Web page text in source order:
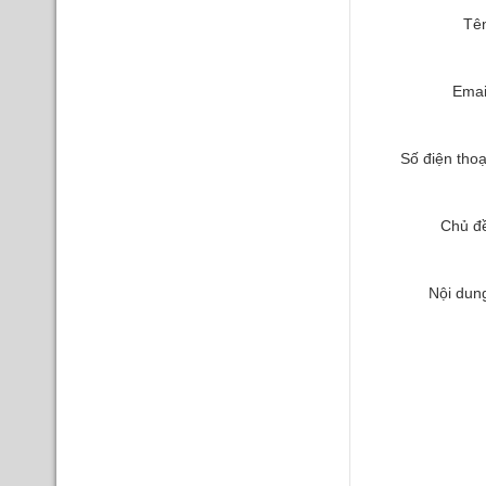
Số điện
Chủ
Nội